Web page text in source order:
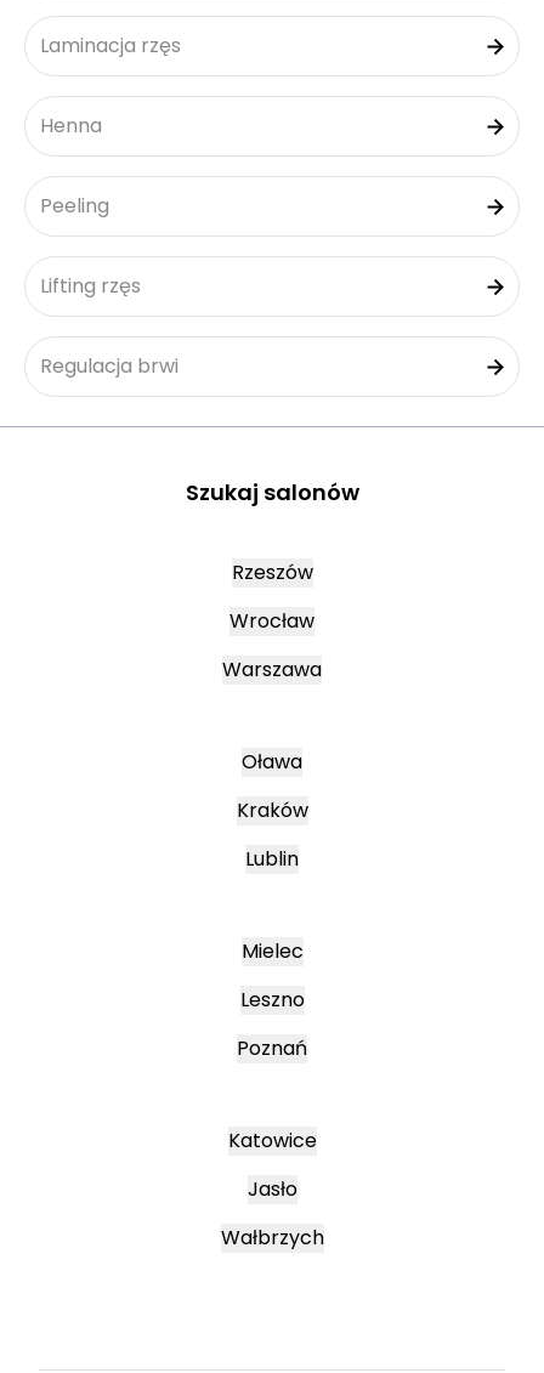
Laminacja rzęs
Henna
Peeling
Lifting rzęs
Regulacja brwi
Szukaj salonów
Rzeszów
Wrocław
Warszawa
Oława
Kraków
Lublin
Mielec
Leszno
Poznań
Katowice
Jasło
Wałbrzych